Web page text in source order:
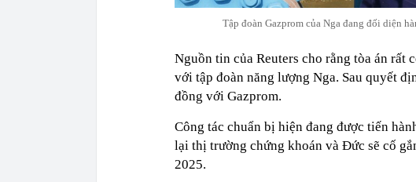
Tập đoàn Gazprom của Nga đang đối diện
Nguồn tin của Reuters cho rằng tòa án rất
với tập đoàn năng lượng Nga. Sau quyết
đồng với Gazprom.
Công tác chuẩn bị hiện đang được tiến
lại thị trường chứng khoán và Đức sẽ cố
2025.